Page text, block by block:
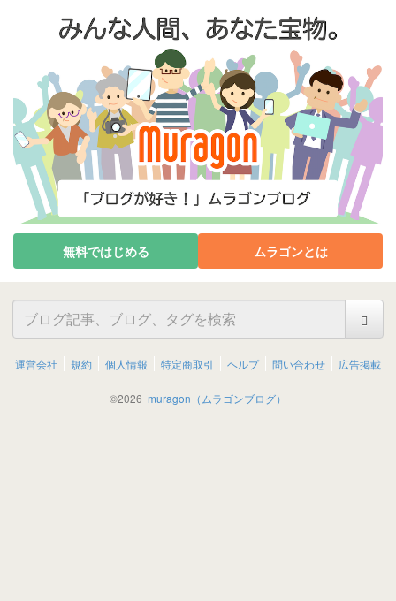
無料ではじめる ムラゴンとは
運営会社 規約 個人情報 特定商取引 ヘルプ 問い合わせ 広告掲載
©2026 muragon（ムラゴンブログ）